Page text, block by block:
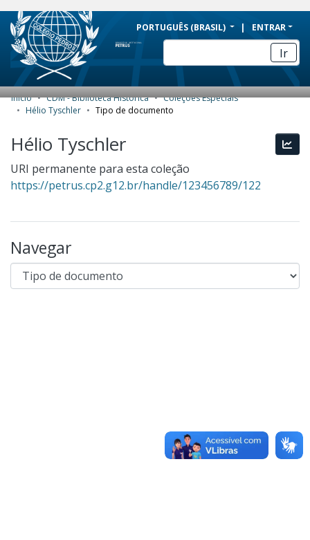
BRAZIL
Simplifique!
Comunica BR
Participe
Acesso à informação
Canais
PORTUGUÊS (BRASIL) ENTRAR
Ir
COMUNIDADES E COLEÇÕES
NAVEGAR
ESTATÍSTICAS
SOBRE
Início CDM - Biblioteca Histórica
Coleções Especiais
Hélio Tyschler
Tipo de documento
Hélio Tyschler
URI permanente para esta coleção
https://petrus.cp2.g12.br/handle/123456789/122
Navegar